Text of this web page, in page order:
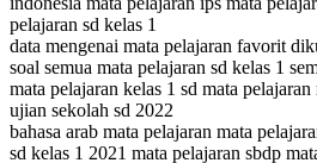
pelajaran sd kelas 1
data mengenai mata pelajaran favorit
soal semua mata pelajaran sd kelas 1
mata pelajaran kelas 1 sd mata
ujian sekolah sd 2022
bahasa arab mata pelajaran mata
sd kelas 1 2021 mata pelajaran sbdp